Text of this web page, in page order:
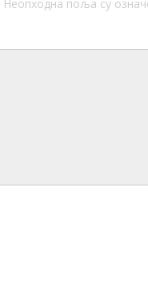
Неопходна поља су